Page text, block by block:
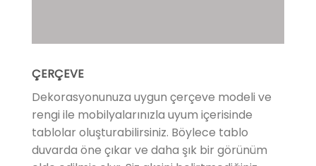
ÇERÇEVE
Dekorasyonunuza uygun çerçeve modeli ve
rengi ile mobilyalarınızla uyum içerisinde
tablolar oluşturabilirsiniz. Böylece tablo
duvarda öne çıkar ve daha şık bir görünüm